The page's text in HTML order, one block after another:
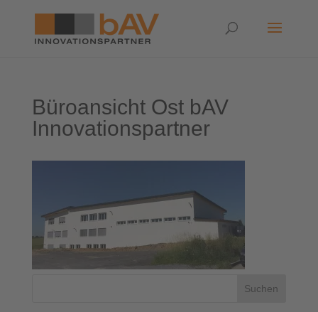
Büroansicht Ost bAV
Innovationspartner